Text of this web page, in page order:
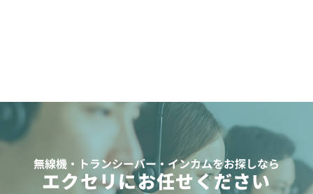
無線機・トランシーバー・インカムをお探しなら
エクセリにお任せください